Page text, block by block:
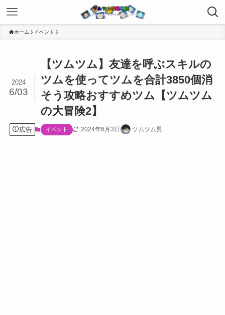
ホーム イベント
【ツムツム】友達を呼ぶスキルの
ツムを使ってツムを合計3850個消
そう攻略おすすめツム【ツムツム
の大冒険2】
2024
6/03
広告 イベント 2024年6月3日 ツムツム男